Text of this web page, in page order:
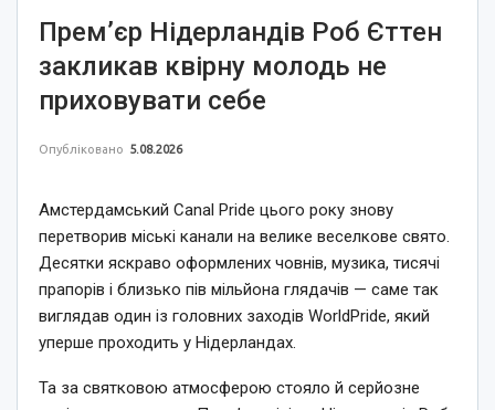
Прем’єр Нідерландів Роб Єттен
закликав квірну молодь не
приховувати себе
Опубліковано 5.08.2026
Амстердамський Canal Pride цього року знову
перетворив міські канали на велике веселкове свято.
Десятки яскраво оформлених човнів, музика, тисячі
прапорів і близько пів мільйона глядачів — саме так
виглядав один із головних заходів WorldPride, який
уперше проходить у Нідерландах.
Та за святковою атмосферою стояло й серйозне